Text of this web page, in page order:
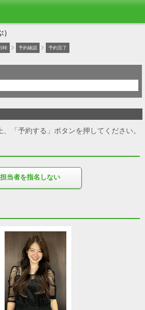
時 予約確認 予約完了
「予約する」ボタンを押してください。
担当者を指名しない